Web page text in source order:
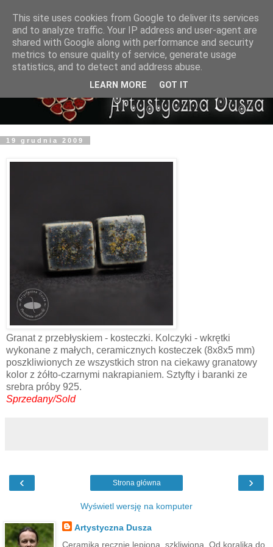
19 grudnia 2009
Granat z przebłyskiem - kosteczki. Kolczyki - wkrętki
wykonane z małych, ceramicznych kosteczek (8x8x5 mm)
poszkliwionych ze wszystkich stron na ciekawy granatowy
kolor z żółto-czarnymi nakrapianiem. Sztyfty i baranki ze
srebra próby 925.
Sprzedany/Sold
‹ ›
Strona główna
Wyświetl wersję na komputer
Artystyczna Dusza
Ceramika ręcznie lepiona, szkliwiona. Od koralika do
This site uses cookies from Google to deliver its services
and to analyze traffic. Your IP address and user-agent are
shared with Google along with performance and security
metrics to ensure quality of service, generate usage
statistics, and to detect and address abuse.
LEARN MORE GOT IT